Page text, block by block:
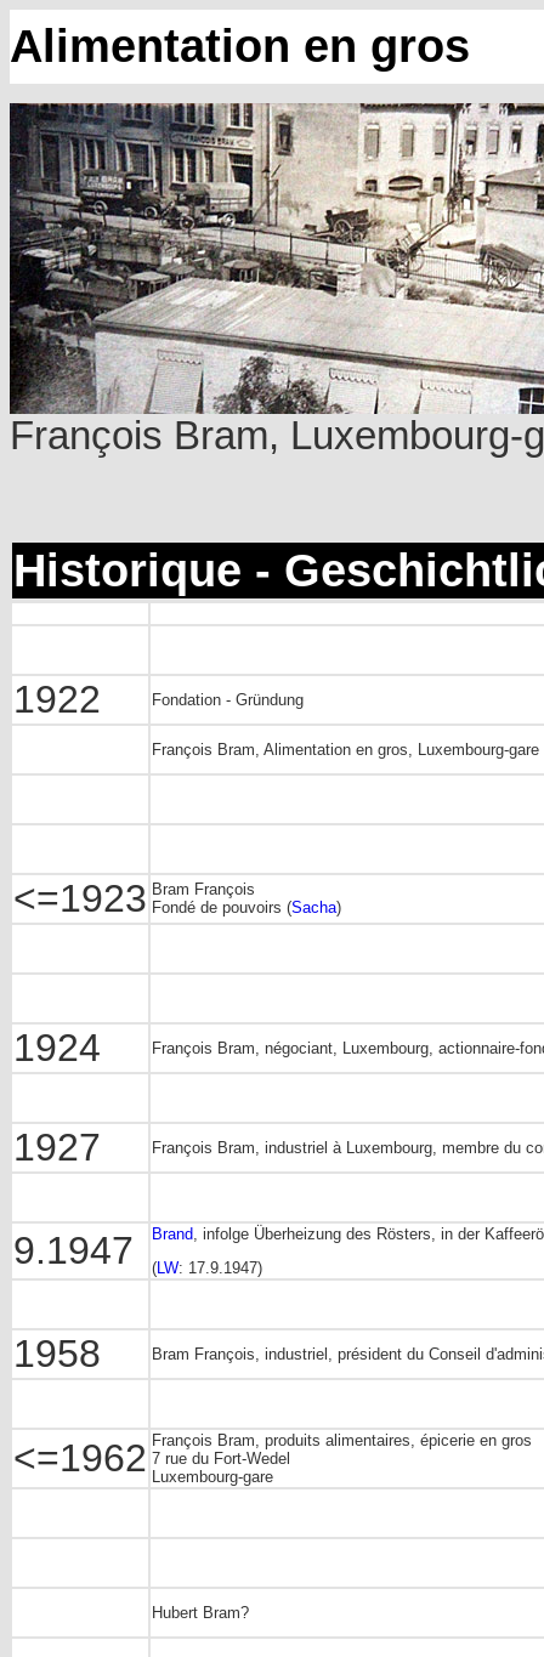
Alimentation en gros
François Bram, Luxembourg-
Historique -
1922 Fondation - Gründung
François Bram, Alimentation en gros, Luxembourg-gare
<=1923 Bram François
Fondé de pouvoirs (Sacha)
1924 François Bram, négociant, Luxembourg, actionnaire-
1927 François Bram, industriel à Luxembourg, membre du
9.1947 Brand, infolge Überheizung des Rösters, in der
(LW: 17.9.1947)
1958 Bram François, industriel, président du Conseil
<=1962 François Bram, produits alimentaires, épicerie en gros
7 rue du Fort-Wedel
Luxembourg-gare
Hubert Bram?